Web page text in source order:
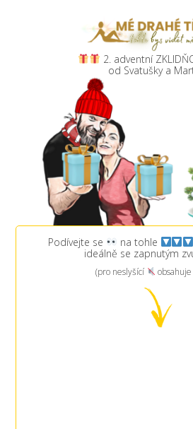
2. adventní
od Svatušky a
Podívejte se na tohle
ideálně se zapnutým
(pro neslyšící